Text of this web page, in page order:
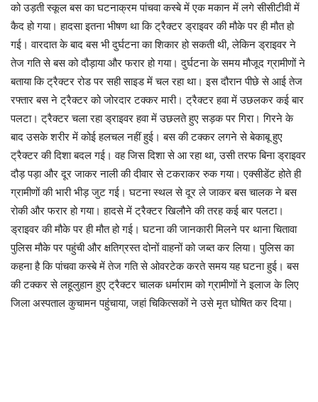
को उड़ती स्कूल बस का घटनाक्रम पांचवा कस्बे में एक मकान में लगे सीसीटीवी में
कैद हो गया। हादसा इतना भीषण था कि ट्रैक्टर ड्राइवर की मौके पर ही मौत हो
गई। वारदात के बाद बस भी दुर्घटना का शिकार हो सकती थी, लेकिन ड्राइवर ने
तेज गति से बस को दौड़ाया और फरार हो गया। दुर्घटना के समय मौजूद ग्रामीणों ने
बताया कि ट्रैक्टर रोड पर सही साइड में चल रहा था। इस दौरान पीछे से आई तेज
रफ्तार बस ने ट्रैक्टर को जोरदार टक्कर मारी। ट्रैक्टर हवा में उछलकर कई बार
पलटा। ट्रैक्टर चला रहा ड्राइवर हवा में उछलते हुए सड़क पर गिरा। गिरने के
बाद उसके शरीर में कोई हलचल नहीं हुई। बस की टक्कर लगने से बेकाबू हुए
ट्रैक्टर की दिशा बदल गई। वह जिस दिशा से आ रहा था, उसी तरफ बिना ड्राइवर
दौड़ पड़ा और दूर जाकर नाली की दीवार से टकराकर रुक गया। एक्सीडेंट होते ही
ग्रामीणों की भारी भीड़ जुट गई। घटना स्थल से दूर ले जाकर बस चालक ने बस
रोकी और फरार हो गया। हादसे में ट्रैक्टर खिलौने की तरह कई बार पलटा।
ड्राइवर की मौके पर ही मौत हो गई। घटना की जानकारी मिलने पर थाना चितावा
पुलिस मौके पर पहुंची और क्षतिग्रस्त दोनों वाहनों को जब्त कर लिया। पुलिस का
कहना है कि पांचवा कस्बे में तेज गति से ओवरटेक करते समय यह घटना हुई। बस
की टक्कर से लहूलुहान हुए ट्रैक्टर चालक धर्माराम को ग्रामीणों ने इलाज के लिए
जिला अस्पताल कुचामन पहुंचाया, जहां चिकित्सकों ने उसे मृत घोषित कर दिया।